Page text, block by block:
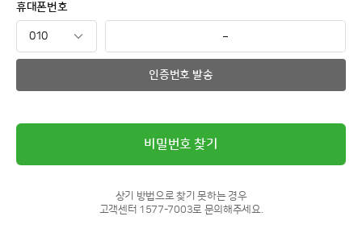
휴대폰번호
인증번호 발송
비밀번호 찾기
상기 방법으로 찾기 못하는 경우
고객센터 1577-7003로 문의해주세요.